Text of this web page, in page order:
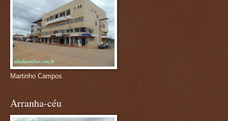
Martinho Campos
Arranha-céu